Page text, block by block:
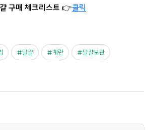
구매 체크리스트 👉클릭
달걀 계란 달걀보관